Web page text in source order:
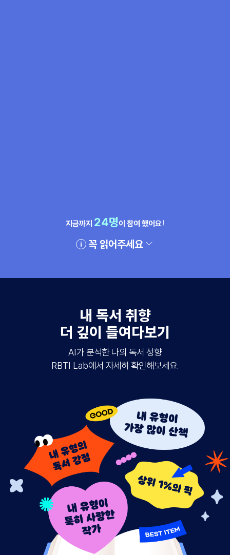
지금까지 24명이 참여 했어요!
꼭 읽어주세요
내 독서 취향
더 깊이 들여다보기
AI가 분석한 나의 독서 성향
RBTI Lab에서 자세히 확인해보세요.